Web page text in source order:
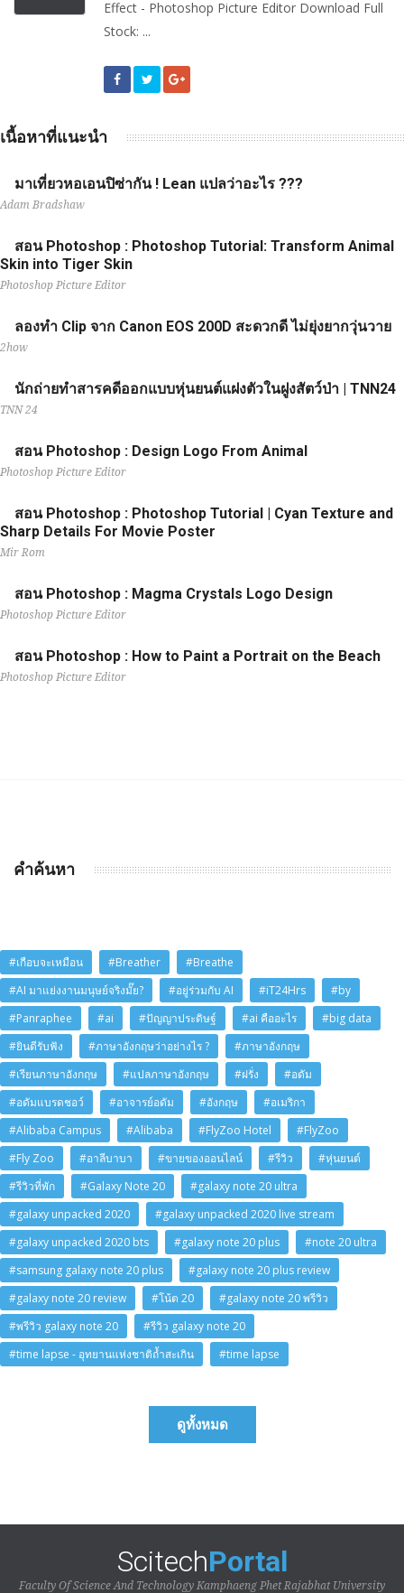
Effect - Photoshop Picture Editor Download Full
Stock: ...
เนื้อหาที่แนะนำ
มาเที่ยวหอเอนปิซ่ากัน ! Lean แปลว่าอะไร ???
Adam Bradshaw
สอน Photoshop : Photoshop Tutorial: Transform Animal
Skin into Tiger Skin
Photoshop Picture Editor
ลองทำ Clip จาก Canon EOS 200D สะดวกดี ไม่ยุ่งยากวุ่นวาย
2how
นักถ่ายทำสารคดีออกแบบหุ่นยนต์แฝงตัวในฝูงสัตว์ป่า | TNN24
TNN 24
สอน Photoshop : Design Logo From Animal
Photoshop Picture Editor
สอน Photoshop : Photoshop Tutorial | Cyan Texture and
Sharp Details For Movie Poster
Mir Rom
สอน Photoshop : Magma Crystals Logo Design
Photoshop Picture Editor
สอน Photoshop : How to Paint a Portrait on the Beach
Photoshop Picture Editor
คำค้นหา
#เกือบจะเหมือน #Breather
#Breathe
#AI มาแย่งงานมนุษย์จริงมั๊ย?
#อยู่ร่วมกับ AI #iT24Hrs
#by
#Panraphee
#ai #ปัญญาประดิษฐ์ #ai คืออะไร
#big data
#ยินดีรับฟัง
#ภาษาอังกฤษว่าอย่างไร ?
#ภาษาอังกฤษ
#เรียนภาษาอังกฤษ
#แปลภาษาอังกฤษ #ฝรั่ง
#อดัม
#อดัมแบรดชอว์
#อาจารย์อดัม #อังกฤษ
#อเมริกา
#Alibaba Campus
#Alibaba #FlyZoo Hotel
#FlyZoo
#Fly Zoo
#อาลีบาบา #ขายของออนไลน์ #รีวิว
#หุ่นยนต์
#รีวิวที่พัก
#Galaxy Note 20
#galaxy note 20 ultra
#galaxy unpacked 2020
#galaxy unpacked 2020 live stream
#galaxy unpacked 2020 bts
#galaxy note 20 plus
#note 20 ultra
#samsung galaxy note 20 plus
#galaxy note 20 plus review
#galaxy note 20 review
#โน้ต 20
#galaxy note 20 พรีวิว
#พรีวิว galaxy note 20
#รีวิว galaxy note 20
#time lapse - อุทยานแห่งชาติถ้ำสะเกิน
#time lapse
ดูทั้งหมด
ScitechPortal
Faculty Of Science And Technology Kamphaeng Phet Rajabhat University